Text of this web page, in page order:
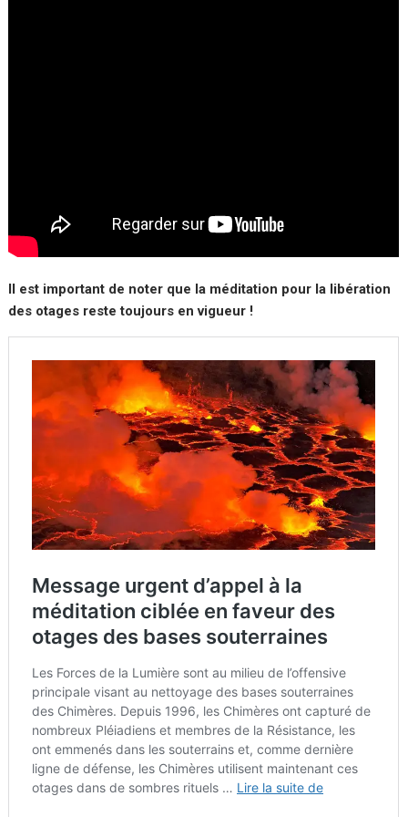
Il est important de noter que la méditation pour la libération
des otages reste toujours en vigueur !